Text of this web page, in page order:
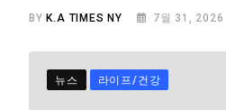
BYK.A TIMES NY 7월 31, 2026
뉴스 라이프/건강